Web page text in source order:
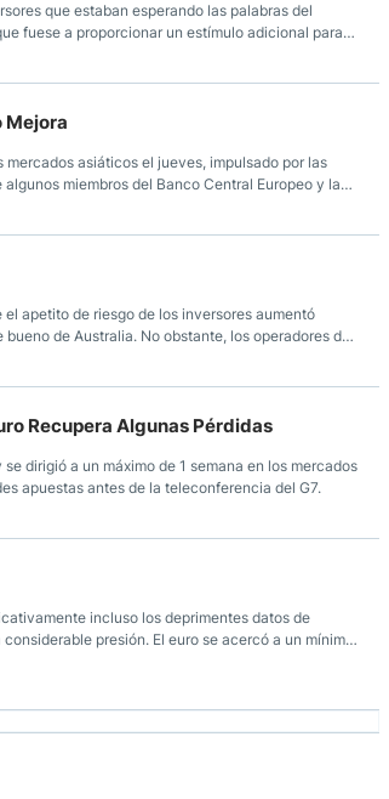
que estaban esperando las palabras del
fuese a proporcionar un estímulo adicional para
de perder su momentum.
Mejora
mercados asiáticos el jueves, impulsado por las
miembros del Banco Central Europeo y la
centrales podrían proporcionar un estímulo
apetito de riesgo de los inversores aumentó
de Australia. No obstante, los operadores de
del comité de ajuste político del Banco
Recupera Algunas Pérdidas
dirigió a un máximo de 1 semana en los mercados
apuestas antes de la teleconferencia del G7.
incluso los deprimentes datos de
presión. El euro se acercó a un mínimo
pm (JST) en Tokio, el EUR/USD se negociaba a